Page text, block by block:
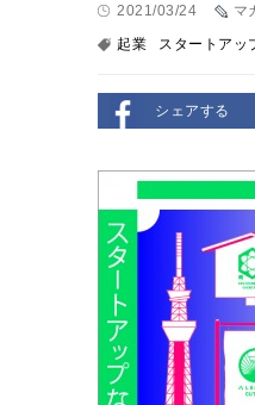
2021/03/24
マ
起業
スタートアッ
シェアする